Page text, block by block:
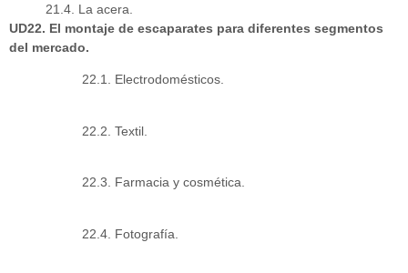
21.4. La acera.
UD22. El montaje de escaparates para diferentes segmentos
del mercado.
22.1. Electrodomésticos.
22.2. Textil.
22.3. Farmacia y cosmética.
22.4. Fotografía.